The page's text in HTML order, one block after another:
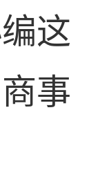
这
事